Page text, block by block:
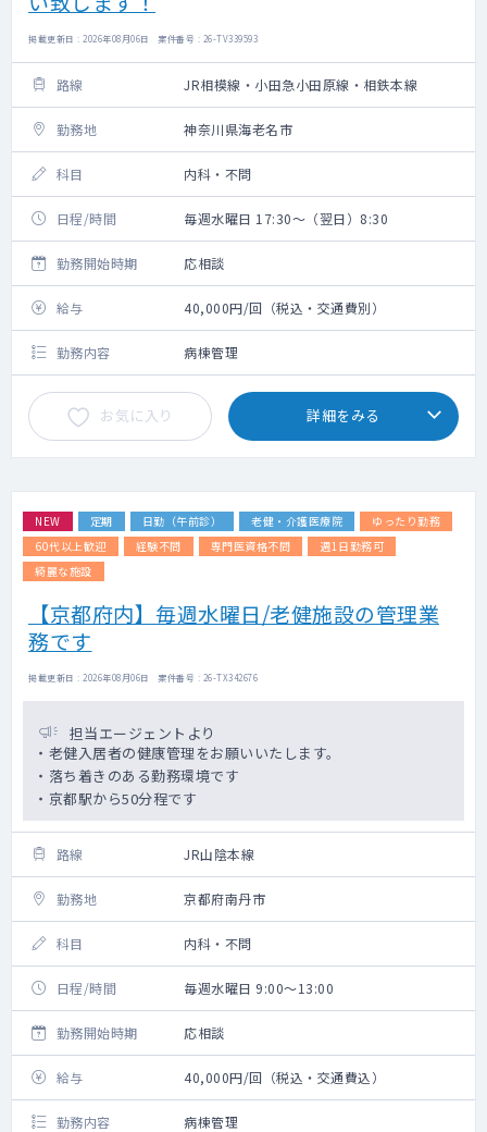
掲載更新日 : 2026年08月06日 案件番号 : 26-TV339593
路線 JR相模線・小田急小田原線・相鉄本線
勤務地 神奈川県海老名市
科目 内科・不問
日程/時間 毎週水曜日 17:30～（翌日）8:30
勤務開始時期 応相談
給与 40,000円/回（税込・交通費別）
勤務内容 病棟管理
お気に入り 詳細をみる
NEW 定期 日勤（午前診） 老健・介護医療院
ゆったり勤務
60代以上歓迎
経験不問 専門医資格不問
週1日勤務可
綺麗な施設
【京都府内】毎週水曜日/老健施設の管理業
務です
掲載更新日 : 2026年08月06日 案件番号 : 26-TX342676
担当エージェントより
・老健入居者の健康管理をお願いいたします。
・落ち着きのある勤務環境です
・京都駅から50分程です
路線 JR山陰本線
勤務地 京都府南丹市
科目 内科・不問
日程/時間 毎週水曜日 9:00～13:00
勤務開始時期 応相談
給与 40,000円/回（税込・交通費込）
勤務内容 病棟管理